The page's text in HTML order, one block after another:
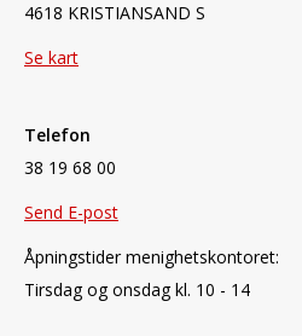
4618 KRISTIANSAND S
Se kart
Telefon
38 19 68 00
Send E-post
Åpningstider menighetskontoret:
Tirsdag og onsdag kl. 10 - 14